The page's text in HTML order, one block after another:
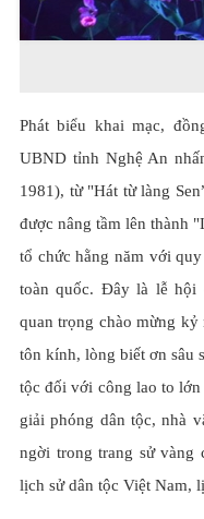
Phát biểu khai mạc,
UBND tỉnh Nghệ An
1981), từ "Hát từ làng
được nâng tầm lên thành
tổ chức hằng năm với
toàn quốc. Đây là lễ hội
quan trọng chào mừng
tôn kính, lòng biết ơn sâu
tộc đối với công lao to
giải phóng dân tộc, nhà
ngời trong trang sử vàng
lịch sử dân tộc Việt Nam,